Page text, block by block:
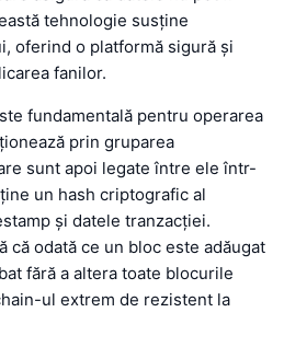
tehnologie susține
oferind o platformă sigură și
fanilor.
fundamentală pentru operarea
prin gruparea
sunt apoi legate între ele într-
un hash criptografic al
și datele tranzacției.
că odată ce un bloc este adăugat
fără a altera toate blocurile
ul extrem de rezistent la